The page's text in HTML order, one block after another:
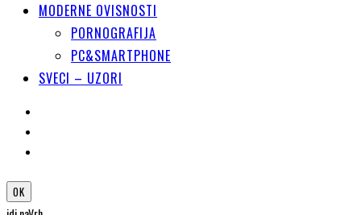
MODERNE OVISNOSTI
PORNOGRAFIJA
PC&SMARTPHONE
SVECI – UZORI
OK